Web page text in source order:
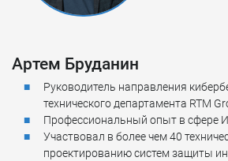
Артем Бруданин
Руководитель направления
технического департамента RTM
Профессиональный опыт в сфере
Участвовал в более чем 40
проектированию систем защиты